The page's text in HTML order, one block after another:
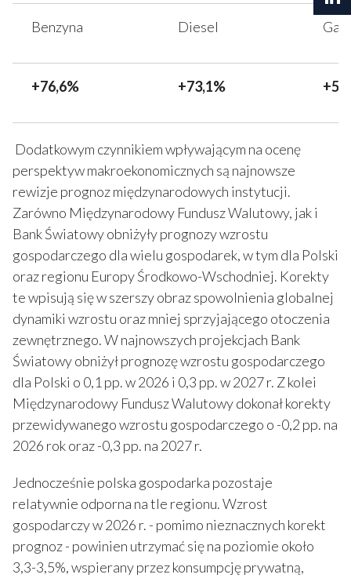
Benzyna Diesel Gaz
+76,6% +73,1%
Dodatkowym czynnikiem wpływającym na ocenę
perspektyw makroekonomicznych są najnowsze
rewizje prognoz międzynarodowych instytucji.
Zarówno Międzynarodowy Fundusz Walutowy, jak i
Bank Światowy obniżyły prognozy wzrostu
gospodarczego dla wielu gospodarek, w tym dla Polski
oraz regionu Europy Środkowo-Wschodniej. Korekty
te wpisują się w szerszy obraz spowolnienia globalnej
dynamiki wzrostu oraz mniej sprzyjającego otoczenia
zewnętrznego. W najnowszych projekcjach Bank
Światowy obniżył prognozę wzrostu gospodarczego
dla Polski o 0,1 pp. w 2026 i 0,3 pp. w 2027 r. Z kolei
Międzynarodowy Fundusz Walutowy dokonał korekty
przewidywanego wzrostu gospodarczego o -0,2 pp. na
2026 rok oraz -0,3 pp. na 2027 r.
Jednocześnie polska gospodarka pozostaje
relatywnie odporna na tle regionu. Wzrost
gospodarczy w 2026 r. - pomimo nieznacznych korekt
prognoz - powinien utrzymać się na poziomie około
3,3-3,5%, wspierany przez konsumpcję prywatną,